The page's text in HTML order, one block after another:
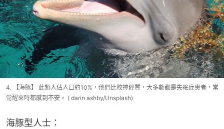
4. 【海豚】 此類人佔人口約10%，他們比較神經質，大多數都是失眠症患者，常
常醒來時都感到不安。 ( darin ashby/Unsplash)
海豚型人士：